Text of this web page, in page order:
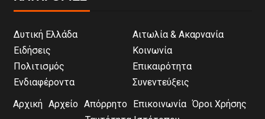
Δυτική Ελλάδα
Αιτωλία & Ακαρνανία
Ειδήσεις
Κοινωνία
Πολιτισμός
Επικαιρότητα
Ενδιαφέροντα
Συνεντεύξεις
Αρχική Αρχείο Απόρρητο Επικοινωνία Όροι Χρήσης